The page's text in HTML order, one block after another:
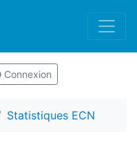
Connexion
Statistiques ECN